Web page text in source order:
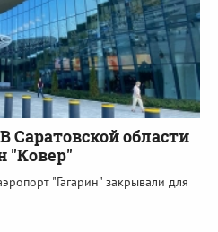
Саратовской области
"Ковер"
"Гагарин" закрывали для